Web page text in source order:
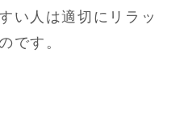
い人は適切にリラッ
です。